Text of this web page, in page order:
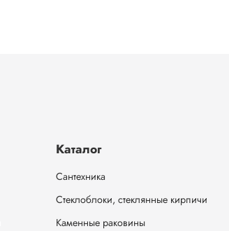
Каталог
Сантехника
Стеклоблоки, стеклянные кирпичи
Каменные раковины